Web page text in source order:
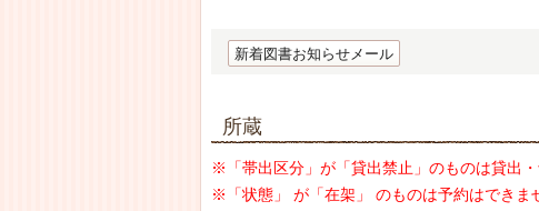
新着図書お知らせメール
所蔵
※「帯出区分」が「貸出禁止」のものは貸出
※「状態」 が「在架」 のものは予約はできま